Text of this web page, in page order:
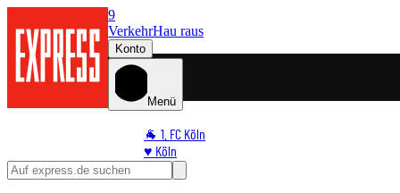
9
VerkehrHau raus
Konto
Menü
🐐 1. FC Köln
♥️ Köln
⭐ Promi